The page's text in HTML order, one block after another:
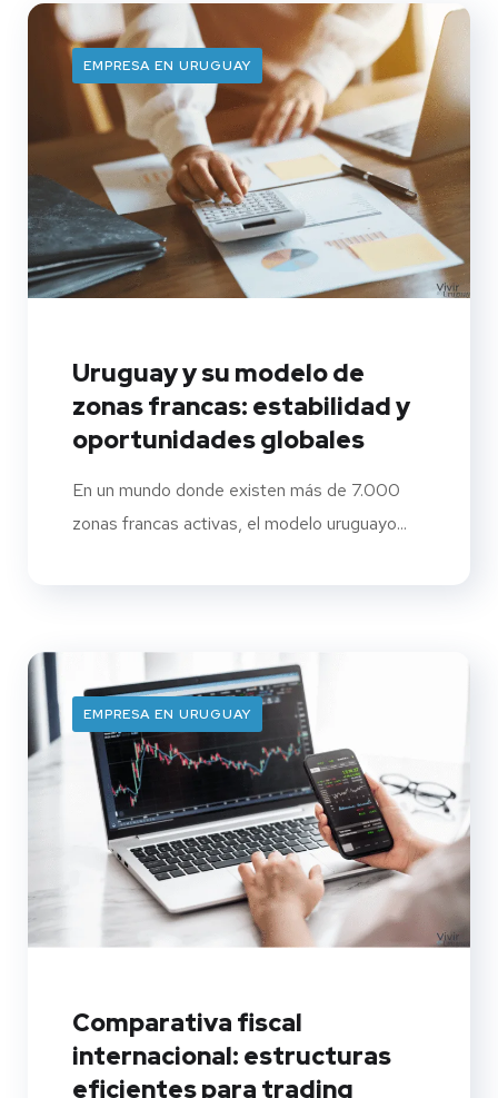
EMPRESA EN URUGUAY
Uruguay y su modelo de
zonas francas: estabilidad y
oportunidades globales
En un mundo donde existen más de 7.000
zonas francas activas, el modelo uruguayo...
EMPRESA EN URUGUAY
Comparativa fiscal
internacional: estructuras
eficientes para trading